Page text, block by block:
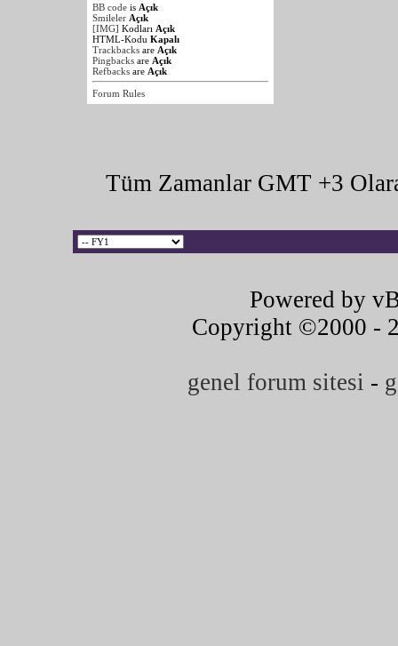
BB code is Açık
Smileler Açık
[IMG] Kodları Açık
HTML-Kodu Kapalı
Trackbacks are Açık
Pingbacks are Açık
Refbacks are Açık
Forum Rules
Tüm Zamanlar GMT +3
Powered by
Copyright ©2000 -
genel forum sitesi -